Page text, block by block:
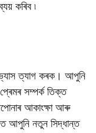
কৰিব ৷
ত্যাগ কৰক। আপুনি
সম্পৰ্ক তিক্ত
আকাংক্ষা আৰু
আপুনি নতুন সিদ্ধান্ত